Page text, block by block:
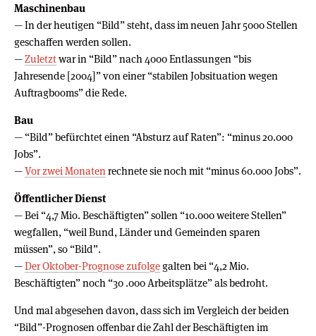
Maschinenbau
— In der heutigen “Bild” steht, dass im neuen Jahr 5000 Stellen
geschaffen werden sollen.
—Zuletztwar in “Bild” nach 4000 Entlassungen “bis
Jahresende [2004]” von einer “stabilen Jobsituation wegen
Auftragbooms” die Rede.
Bau
— “Bild” befürchtet einen “Absturz auf Raten”: “minus 20.000
Jobs”.
—Vor zwei Monaten rechnete sie noch mit “minus 60.000 Jobs”.
Öffentlicher Dienst
— Bei “4,7 Mio. Beschäftigten” sollen “10.000 weitere Stellen”
wegfallen, “weil Bund, Länder und Gemeinden sparen
müssen”, so “Bild”.
—Der Oktober-Prognose zufolgegalten bei “4,2 Mio.
Beschäftigten” noch “30 .000 Arbeitsplätze” als bedroht.
Und mal abgesehen davon, dass sich im Vergleich der beiden
“Bild”-Prognosen offenbar die Zahl der Beschäftigten im